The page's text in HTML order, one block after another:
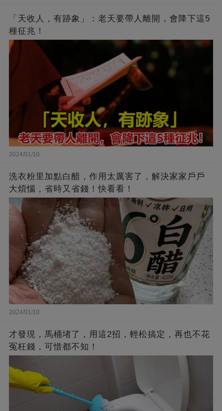
「天收人，有跡象」：老天要帶人離開，會降下這5
種征兆！
2024/01/10
洗衣粉里加點白醋，作用太厲害了，解決家家戶戶
大煩惱，省時又省錢！快看看！
2024/01/10
才發現，馬桶堵了，用這2招，輕松搞定，再也不花
冤枉錢，可惜都不知！